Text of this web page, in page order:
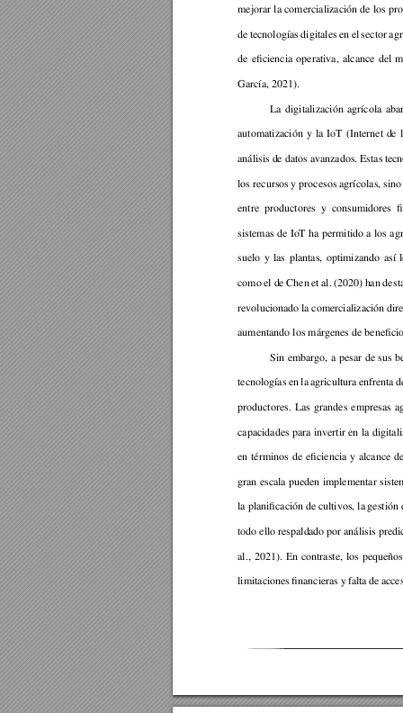
mejorar la comercialización de los
de tecnologías digitales en el sector
de eficiencia operativa, alcance del
García, 2021).
La digitalización agrícola aba
automatización y la IoT (Internet de
análisis de datos avanzados. Estas
los recursos y procesos agrícolas, s
entre productores y consumidores
sistemas de IoT ha permitido a los a
suelo y las plantas, optimizando así
como el de Chen et al. (2020) han de
revolucionado la comercialización
aumentando los márgenes de
Sin embargo, a pesar de sus
tecnologías en la agricultura enfrenta
productores. Las grandes empresas
capacidades para invertir en la
en términos de eficiencia y alcance
gran escala pueden implementar
la planificación de cultivos, la gestión
todo ello respaldado por análisis
al., 2021). En contraste, los pe
limitaciones financieras y falta de